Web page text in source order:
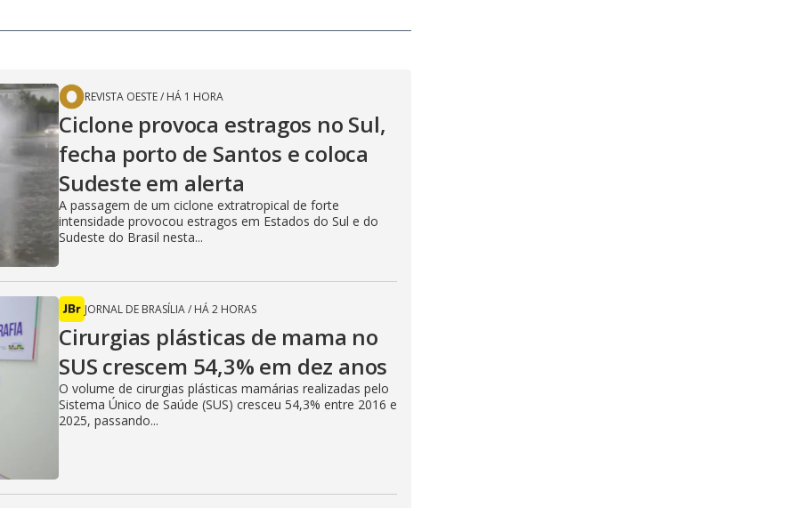
REVISTA OESTE/ HÁ 1 HORA
Ciclone provoca estragos no Sul,
fecha porto de Santos e coloca
Sudeste em alerta
A passagem de um ciclone extratropical de forte
intensidade provocou estragos em Estados do Sul e do
Sudeste do Brasil nesta...
JORNAL DE BRASÍLIA/ HÁ 2 HORAS
Cirurgias plásticas de mama no
SUS crescem 54,3% em dez anos
O volume de cirurgias plásticas mamárias realizadas pelo
Sistema Único de Saúde (SUS) cresceu 54,3% entre 2016 e
2025, passando...